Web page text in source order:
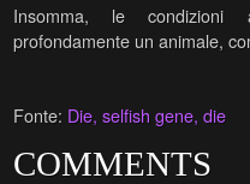
Insomma, le condizioni
profondamente un animale,
Fonte: Die, selfish gene, die
COMMENTS